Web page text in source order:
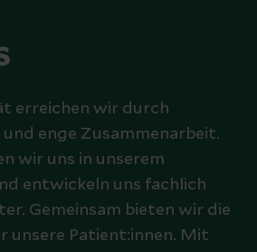
erreichen wir durch
enge Zusammenarbeit.
wir uns in unserem
entwickeln uns fachlich
Gemeinsam bieten wir die
unsere Patient:innen. Mit